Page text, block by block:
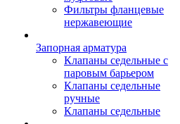
Фильтры фланцевые
нержавеющие
Запорная арматура
Клапаны седельные с
паровым барьером
Клапаны седельные
ручные
Клапаны седельные